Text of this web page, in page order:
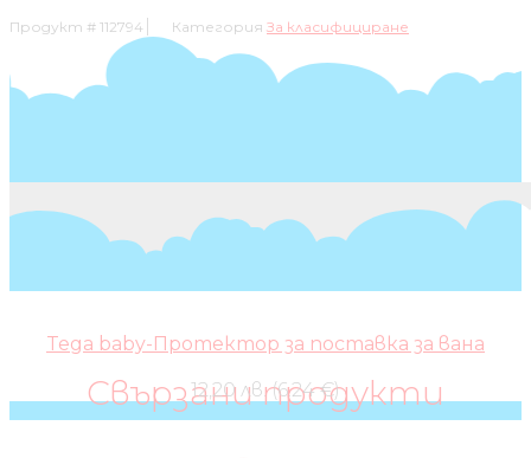
Продукт # 112794 Категория За класифициране
Свързани продукти
Tega baby-Протектор за поставка за вана
12,20 лв. (6.24 €)